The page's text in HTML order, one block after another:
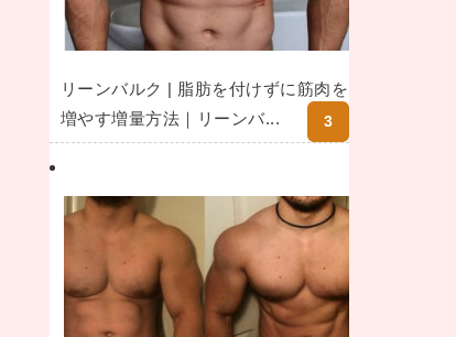
リーンバルク | 脂肪を付けずに筋肉を
増やす増量方法｜リーンバ...